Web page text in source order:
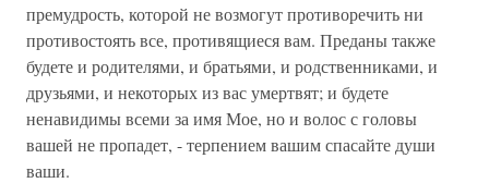
премудрость, которой не возмогут противоречить ни
противостоять все, противящиеся вам. Преданы также
будете и родителями, и братьями, и родственниками, и
друзьями, и некоторых из вас умертвят; и будете
ненавидимы всеми за имя Мое, но и волос с головы
вашей не пропадет, - терпением вашим спасайте души
ваши.